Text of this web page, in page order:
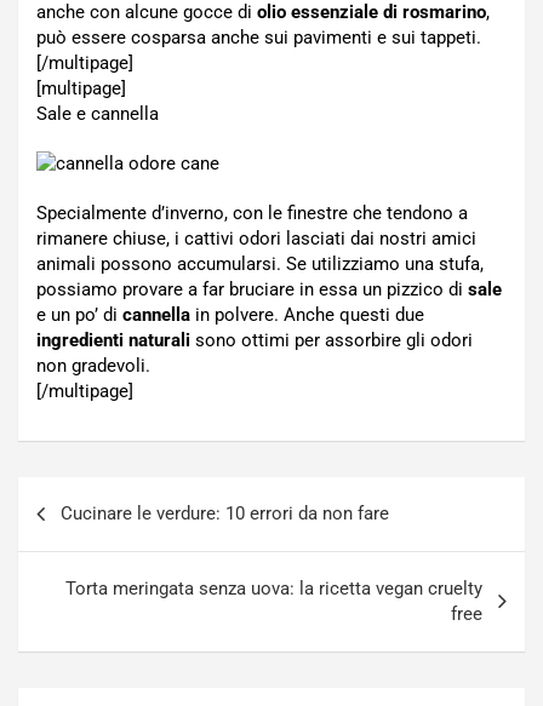
anche con alcune gocce di olio essenziale di rosmarino,
può essere cosparsa anche sui pavimenti e sui tappeti.
[/multipage]
[multipage]
Sale e cannella
Specialmente d’inverno, con le finestre che tendono a
rimanere chiuse, i cattivi odori lasciati dai nostri amici
animali possono accumularsi. Se utilizziamo una stufa,
possiamo provare a far bruciare in essa un pizzico di sale
e un po’ di cannella in polvere. Anche questi due
ingredienti naturali sono ottimi per assorbire gli odori
non gradevoli.
[/multipage]
Cucinare le verdure: 10 errori da non fare
Torta meringata senza uova: la ricetta vegan cruelty
free